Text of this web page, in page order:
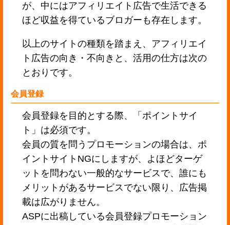
が、中にはアフィリエイト広告で生活できる
ほど収益を得ているブロガーも存在します。
以上のサイトの種類を踏まえ、アフィリエイ
ト広告の向き・不向きと、活用の仕方は次の
とおりです。
会員登録
会員登録を目的とする際、「ポイントサイ
ト」は必須です。
会員の質を問うプロモーションの場合は、ポ
イントサイトNGにしますが、よほどターゲ
ットを問わない一般的なサービスで、誰にも
メリットがあるサービスでない限り、広告掲
載は広がりません。
ASPに出稿している会員登録プロモーション